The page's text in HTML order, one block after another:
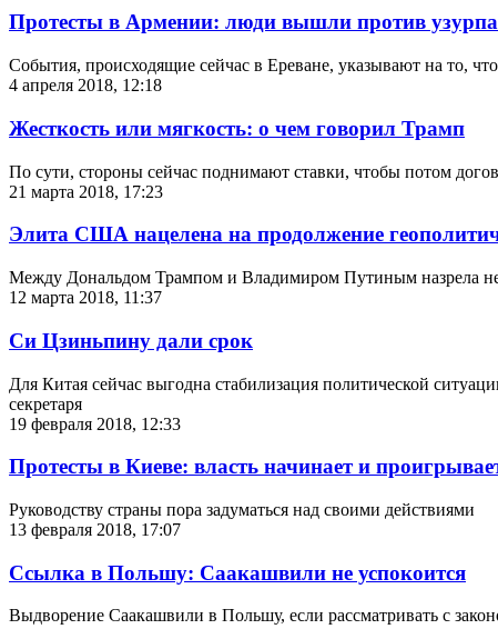
Протесты в Армении: люди вышли против
События, происходящие сейчас в Ереване, указывают на то,
4 апреля 2018, 12:18
Жесткость или мягкость: о чем говорил Трамп
По сути, стороны сейчас поднимают ставки, чтобы потом
21 марта 2018, 17:23
Элита США нацелена на продолжение
Между Дональдом Трампом и Владимиром Путиным назрела
12 марта 2018, 11:37
Си Цзиньпину дали срок
Для Китая сейчас выгодна стабилизация политической
секретаря
19 февраля 2018, 12:33
Протесты в Киеве: власть начинает и
Руководству страны пора задуматься над своими действиями
13 февраля 2018, 17:07
Ссылка в Польшу: Саакашвили не успокоится
Выдворение Саакашвили в Польшу, если рассматривать с